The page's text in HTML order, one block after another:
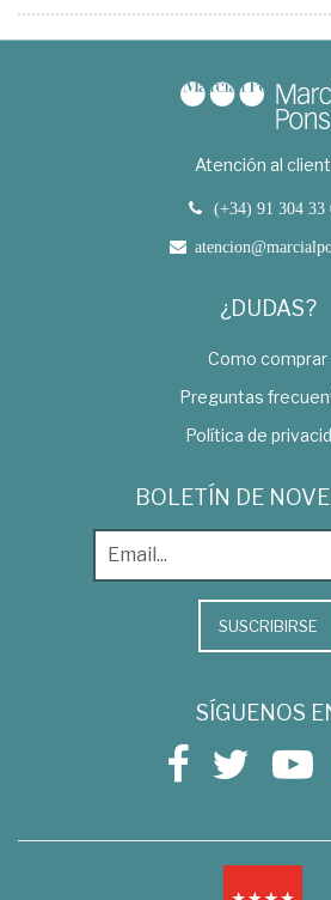
Atención al
(+34) 91 304 33
¿DUDAS?
Como comprar
Preguntas
Política de
BOLETÍN DE
SUSCRIBIRSE
SÍGUENOS